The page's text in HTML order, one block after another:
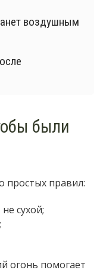
воздушным
были
простых правил:
сухой;
огонь помогает